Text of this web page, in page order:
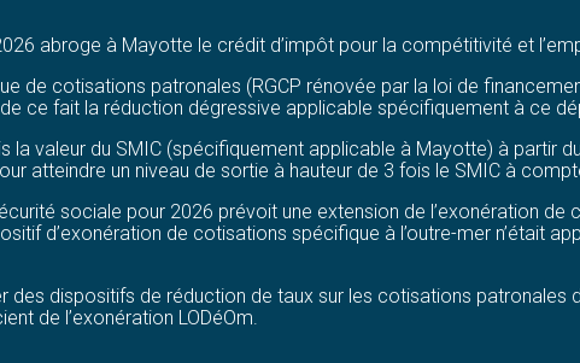
abroge à Mayotte le crédit d’impôt pour la compétitivité et
de cotisations patronales (RGCP rénovée par la loi de
ce fait la réduction dégressive applicable spécifiquement à ce
la valeur du SMIC (spécifiquement applicable à Mayotte) à partir
atteindre un niveau de sortie à hauteur de 3 fois le SMIC à
sociale pour 2026 prévoit une extension de l’exonération de
d’exonération de cotisations spécifique à l’outre-mer n’était
dispositifs de réduction de taux sur les cotisations patronales
de l’exonération LODéOm.